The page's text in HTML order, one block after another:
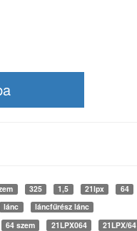
325 1,5 21lpx
64
lánc
láncfűrész lánc
64 szem 21LPX064
21LPX/64